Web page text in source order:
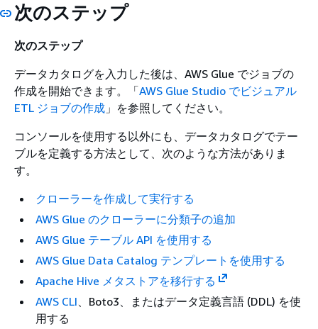
次のステップ
次のステップ
データカタログを入力した後は、AWS Glue でジョブの
作成を開始できます。「AWS Glue Studio でビジュアル
ETL ジョブの作成 」を参照してください。
コンソールを使用する以外にも、データカタログでテー
ブルを定義する方法として、次のような方法がありま
す。
クローラーを作成して実行する
AWS Glue のクローラーに分類子の追加
AWS Glue テーブル API を使用する
AWS Glue Data Catalog テンプレートを使用する
Apache Hive メタストアを移行する
AWS CLI、Boto3、またはデータ定義言語 (DDL) を使
用する